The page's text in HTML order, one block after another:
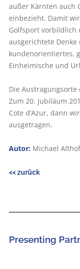
außer Kärnten auch
einbezieht. Damit
Golfsport vorbildlich
ausgerichtete
kundenorientiertes,
Einheimische und
Die
Zum 20. Jubiläum
Cote d’Azur, dann
ausgetragen.
Autor:Michael
<< zurück
Presenting